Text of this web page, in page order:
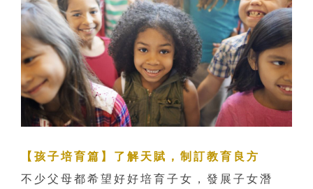
【孩子培育篇】了解天賦，制訂教育良方
不少父母都希望好好培育子女，發展子女潛